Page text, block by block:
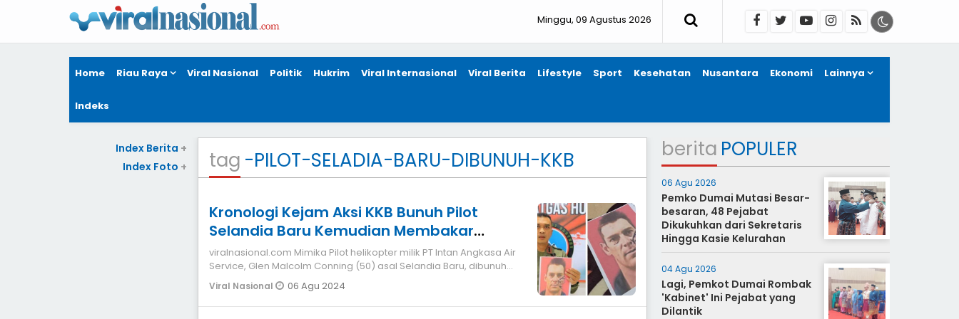
Minggu, 09 Agustus 2026
Home Riau Raya Viral Nasional Politik Hukrim Viral Internasional Viral Berita Lifestyle Sport Kesehatan Nusantara Ekonomi Lainnya
Indeks
tag -PILOT-SELADIA-BARU-DIBUNUH-KKB
Kronologi Kejam Aksi KKB Bunuh Pilot
Selandia Baru Kemudian Membakar
Helikopter Korban
viralnasional.com Mimika Pilot helikopter milik PT Intan Angkasa Air
Service, Glen Malcolm Conning (50) asal Selandia Baru, dibunuh
kelom
Viral Nasional 06 Agu 2024
Index Berita +
Index Foto +
berita POPULER
06 Agu 2026
Pemko Dumai Mutasi Besar-
besaran, 48 Pejabat
Dikukuhkan dari Sekretaris
Hingga Kasie Kelurahan
04 Agu 2026
Lagi, Pemkot Dumai Rombak
'Kabinet' Ini Pejabat yang
Dilantik